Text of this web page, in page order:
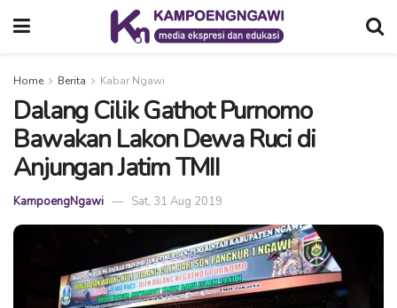
Home Berita Kabar Ngawi
Dalang Cilik Gathot Purnomo
Bawakan Lakon Dewa Ruci di
Anjungan Jatim TMII
KampoengNgawi Sat, 31 Aug 2019